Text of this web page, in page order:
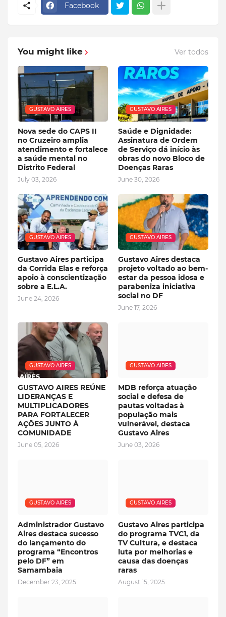
Facebook
You might like Ver todos
GUSTAVO AIRES
Nova sede do CAPS II
no Cruzeiro amplia
atendimento e fortalece
a saúde mental no
Distrito Federal
July 03, 2026
GUSTAVO AIRES
Saúde e Dignidade:
Assinatura de Ordem
de Serviço dá início às
obras do novo Bloco de
Doenças Raras
June 30, 2026
GUSTAVO AIRES
Gustavo Aires participa
da Corrida Elas e reforça
apoio à conscientização
sobre a E.L.A.
June 24, 2026
GUSTAVO AIRES
Gustavo Aires destaca
projeto voltado ao bem-
estar da pessoa idosa e
parabeniza iniciativa
social no DF
June 17, 2026
GUSTAVO AIRES
GUSTAVO AIRES REÚNE
LIDERANÇAS E
MULTIPLICADORES
PARA FORTALECER
AÇÕES JUNTO À
COMUNIDADE
June 05, 2026
GUSTAVO AIRES
MDB reforça atuação
social e defesa de
pautas voltadas à
população mais
vulnerável, destaca
Gustavo Aires
June 03, 2026
GUSTAVO AIRES
Administrador Gustavo
Aires destaca sucesso
do lançamento do
programa “Encontros
pelo DF” em
Samambaia
December 23, 2025
GUSTAVO AIRES
Gustavo Aires participa
do programa TVC1, da
TV Cultura, e destaca
luta por melhorias e
causa das doenças
raras
August 15, 2025